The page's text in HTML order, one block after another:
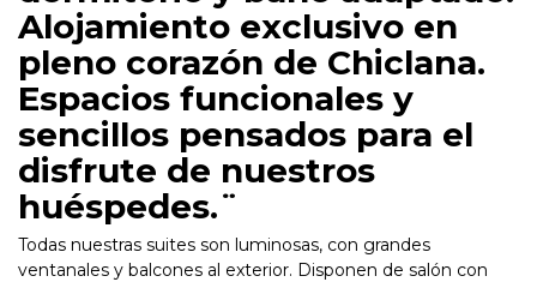
Alojamiento exclusivo en
pleno corazón de Chiclana.
Espacios funcionales y
sencillos pensados para el
disfrute de nuestros
huéspedes.¨
Todas nuestras suites son luminosas, con grandes
ventanales y balcones al exterior. Disponen de salón con